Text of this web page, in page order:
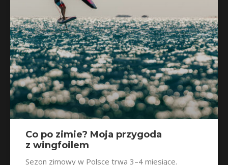
Co po zimie? Moja przygoda
z wingfoilem
Sezon zimowy w Polsce trwa 3–4 miesiące.